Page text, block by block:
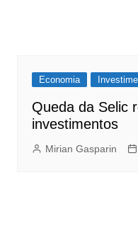
Economia
Queda da Selic
investimentos
Mirian Gasparin